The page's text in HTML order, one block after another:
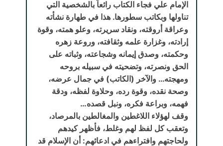
الإمام علي فجاء الكتاب رائعاً بالشخصية التي
تناولها وبكاتب سطورها. هذا في طهارة نشأته
وعراقة أروقته، ونقاد سريرته، وعلو همته، وقوة
إرادته، وغزارة علمه وثقافته، وروعة زهره
وحكمته، وصدق إيمانه وشجاعته، وثباته على
الحق ونصرته، وتضحيته في سبيله بروحه
ومهجته… والآخر (الكاتب) في جمال عرضه،
وصحة نقده، وقوة رده، وحلاوة لفظه، ودقة
فهمه، وبراعة فكره، ونبل قصده…
وقف لهؤلاء اللاغطين والمغالطين بالمرصاد،
وتعقب كل لفظ لهم وغلط، فأظهر كيدهم
ولحاجتهم وافتراءهم في ادعائهم: أن الإسلام قد